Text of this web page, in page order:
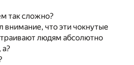
так сложно?
что эти чокнутые
людям абсолютно